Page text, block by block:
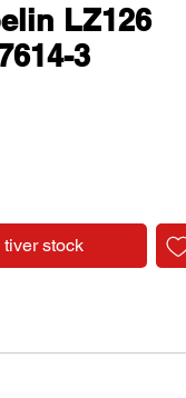
LZ126
3
stock